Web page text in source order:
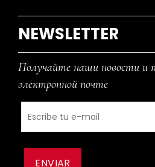
NEWSLETTER
Получайте наши новости и
электронной почте